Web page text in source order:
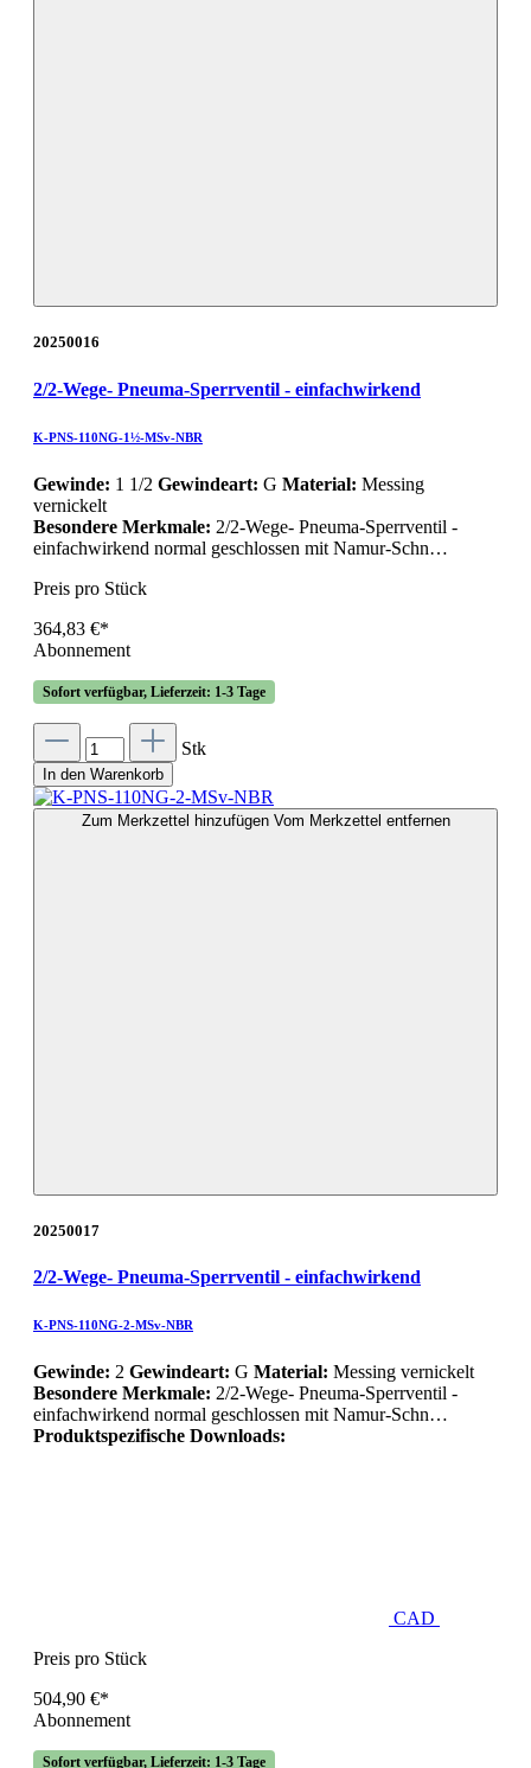
20250016
2/2-Wege- Pneuma-Sperrventil - einfachwirkend
K-PNS-110NG-1½-MSv-NBR
Gewinde: 1 1/2 Gewindeart: G Material: Messing
vernickelt
Besondere Merkmale: 2/2-Wege- Pneuma-Sperrventil -
einfachwirkend normal geschlossen mit Namur-Schn…
Preis pro Stück
364,83 €*
Abonnement
Sofort verfügbar, Lieferzeit: 1-3 Tage
Stk
In den Warenkorb
Zum Merkzettel hinzufügen Vom Merkzettel entfernen
20250017
2/2-Wege- Pneuma-Sperrventil - einfachwirkend
K-PNS-110NG-2-MSv-NBR
Gewinde: 2 Gewindeart: G Material: Messing vernickelt
Besondere Merkmale: 2/2-Wege- Pneuma-Sperrventil -
einfachwirkend normal geschlossen mit Namur-Schn…
Produktspezifische Downloads:
CAD
Preis pro Stück
504,90 €*
Abonnement
Sofort verfügbar, Lieferzeit: 1-3 Tage